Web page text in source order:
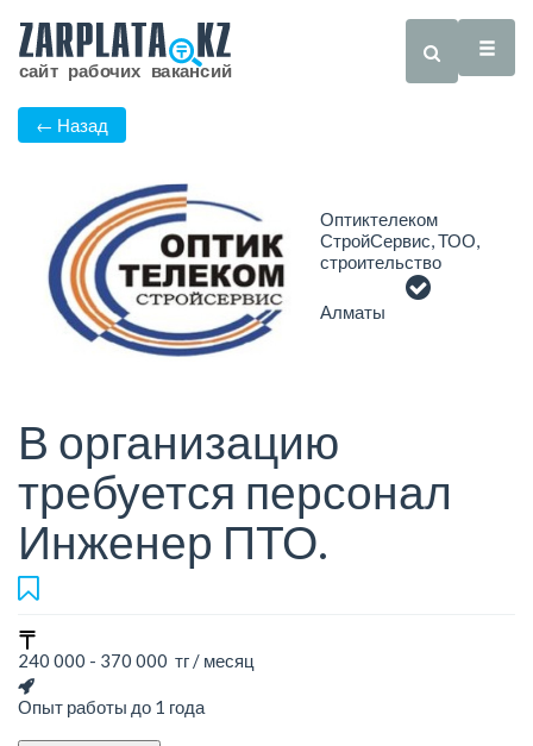
← Назад
Оптиктелеком
СтройСервис, ТОО,
строительство
Алматы
В организацию
требуется персонал
Инженер ПТО.
240 000 - 370 000 тг / месяц
Опыт работы до 1 года